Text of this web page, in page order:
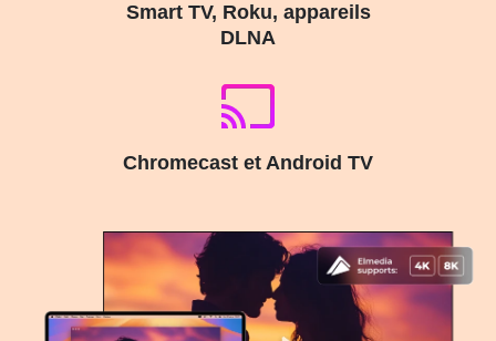
Smart TV, Roku, appareils
DLNA
Chromecast et Android TV